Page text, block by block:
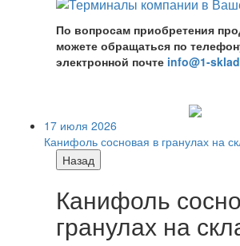
По вопросам приобретения
можете обращаться по
электронной почте info@1-
17 июля 2026
Канифоль сосновая в гранулах на
Назад
Канифоль
гранулах на